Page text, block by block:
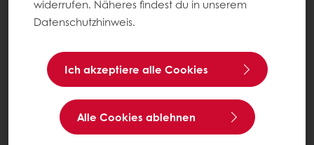
widerrufen. Näheres findest du in unserem
Datenschutzhinweis.
Ich akzeptiere alle Cookies
Alle Cookies ablehnen